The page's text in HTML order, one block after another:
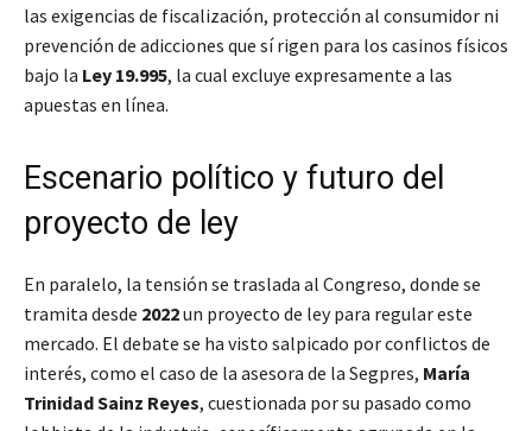
las exigencias de fiscalización, protección al consumidor ni
prevención de adicciones que sí rigen para los casinos físicos
bajo la Ley 19.995, la cual excluye expresamente a las
apuestas en línea.
Escenario político y futuro del
proyecto de ley
En paralelo, la tensión se traslada al Congreso, donde se
tramita desde 2022un proyecto de ley para regular este
mercado. El debate se ha visto salpicado por conflictos de
interés, como el caso de la asesora de la Segpres, María
Trinidad Sainz Reyes, cuestionada por su pasado como